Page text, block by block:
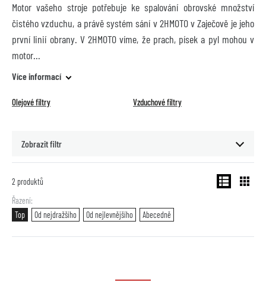
Motor vašeho stroje potřebuje ke spalování obrovské množství
čistého vzduchu, a právě systém sání v 2HMOTO v Zaječově je jeho
první linií obrany. V 2HMOTO víme, že prach, písek a pyl mohou v
motor
Více informací
Olejové filtry Vzduchové filtry
Zobrazit filtr
2 produktů
Řazení
Top
Od nejdražšího Od nejlevnějšího Abecedně